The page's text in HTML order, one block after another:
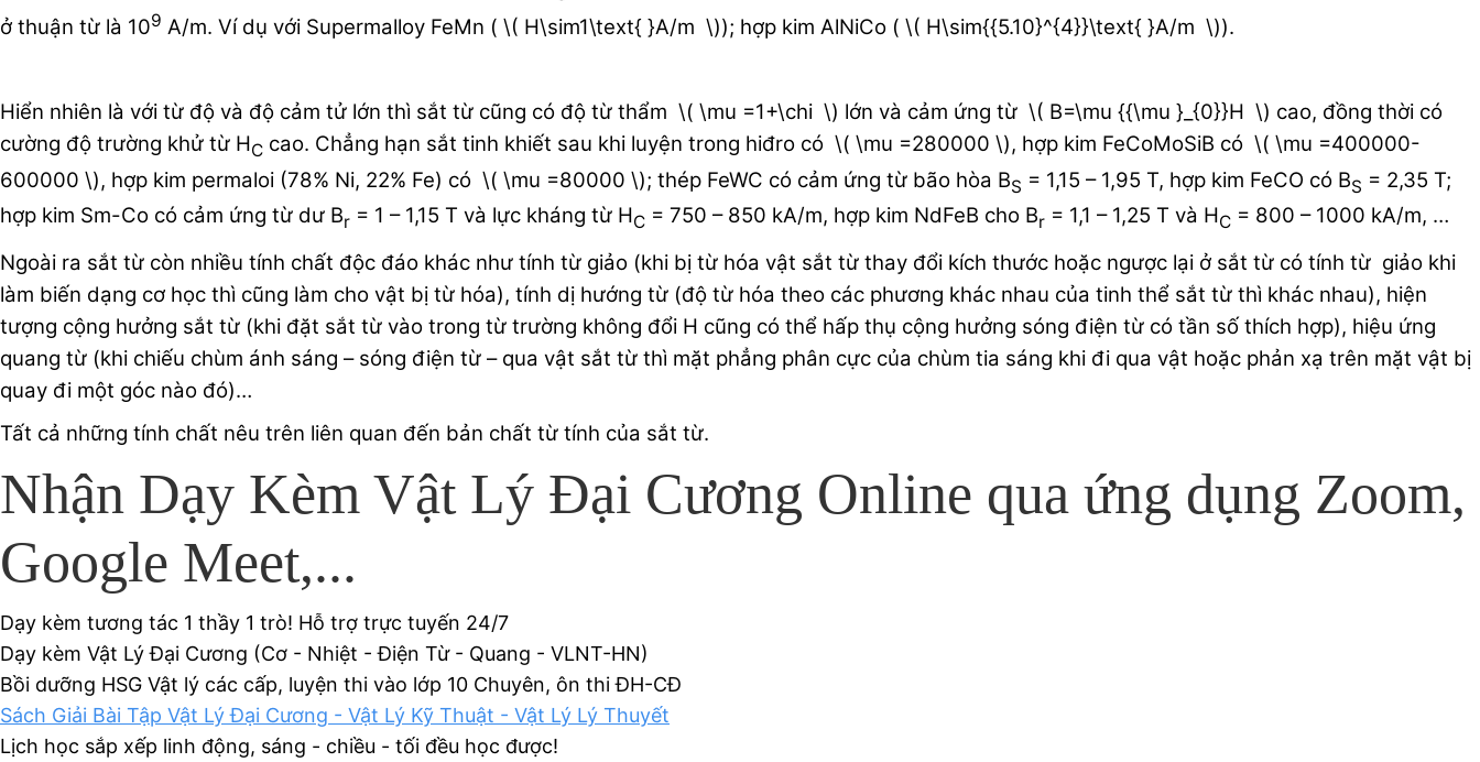
ở thuận từ là 109 A/m. Ví dụ với Supermalloy FeMn ( \( H\sim1\text{ }A/m \)); hợp kim AlNiCo ( \( H\sim{{5.10}^{4}}\text{ }A/m \)).
Hiển nhiên là với từ độ và độ cảm tử lớn thì sắt từ cũng có độ từ thẩm \( \mu =1+\chi \) lớn và cảm ứng từ \( B=\mu {{\mu }_{0}}H \) cao, đồng thời có
cường độ trường khử từ HC cao. Chẳng hạn sắt tinh khiết sau khi luyện trong hiđro có \( \mu =280000 \), hợp kim FeCoMoSiB có \( \mu =400000-
600000 \), hợp kim permaloi (78% Ni, 22% Fe) có \( \mu =80000 \); thép FeWC có cảm ứng từ bão hòa BS = 1,15 – 1,95 T, hợp kim FeCO có BS = 2,35 T;
hợp kim Sm-Co có cảm ứng từ dư Br = 1 – 1,15 T và lực kháng từ HC = 750 – 850 kA/m, hợp kim NdFeB cho Br = 1,1 – 1,25 T và HC = 800 – 1000 kA/m, …
Ngoài ra sắt từ còn nhiều tính chất độc đáo khác như tính từ giảo (khi bị từ hóa vật sắt từ thay đổi kích thước hoặc ngược lại ở sắt từ có tính từ giảo khi
làm biến dạng cơ học thì cũng làm cho vật bị từ hóa), tính dị hướng từ (độ từ hóa theo các phương khác nhau của tinh thể sắt từ thì khác nhau), hiện
tượng cộng hưởng sắt từ (khi đặt sắt từ vào trong từ trường không đổi H cũng có thể hấp thụ cộng hưởng sóng điện từ có tần số thích hợp), hiệu ứng
quang từ (khi chiếu chùm ánh sáng – sóng điện từ – qua vật sắt từ thì mặt phẳng phân cực của chùm tia sáng khi đi qua vật hoặc phản xạ trên mặt vật bị
quay đi một góc nào đó)…
Tất cả những tính chất nêu trên liên quan đến bản chất từ tính của sắt từ.
Nhận Dạy Kèm Vật Lý Đại Cương Online qua ứng dụng Zoom,
Google Meet,...
Dạy kèm tương tác 1 thầy 1 trò! Hỗ trợ trực tuyến 24/7
Dạy kèm Vật Lý Đại Cương (Cơ - Nhiệt - Điện Từ - Quang - VLNT-HN)
Bồi dưỡng HSG Vật lý các cấp, luyện thi vào lớp 10 Chuyên, ôn thi ĐH-CĐ
Sách Giải Bài Tập Vật Lý Đại Cương - Vật Lý Kỹ Thuật - Vật Lý Lý Thuyết
Lịch học sắp xếp linh động, sáng - chiều - tối đều học được!